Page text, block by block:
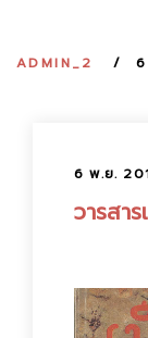
ADMIN_2
6 พ.ย.
วารสา